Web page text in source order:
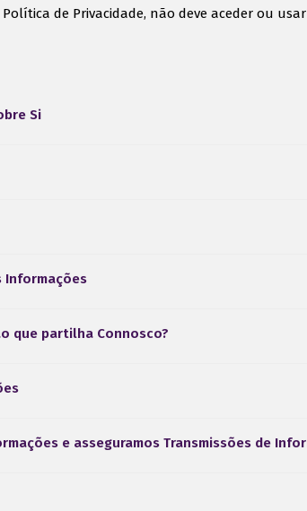
de Privacidade, não deve aceder ou usar
Si
Informações
que partilha Connosco?
e asseguramos Transmissões de